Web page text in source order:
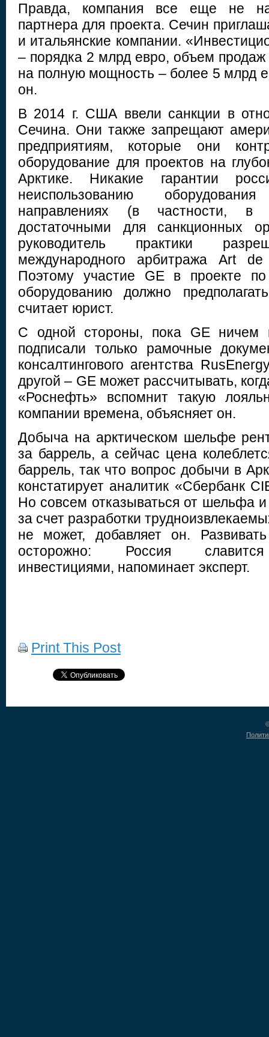
Правда, компания все еще не
партнера для проекта. Сечин
и итальянские компании.
– порядка 2 млрд евро, объем
на полную мощность – более 5 млрд
он.
В 2014 г. США ввели санкции в
Сечина. Они также запрещают
предприятиям, которые они
оборудование для проектов на
Арктике. Никакие гарантии
неиспользованию
направлениях (в частности, в
достаточными для санкционных
руководитель практики
международного арбитража Art
Поэтому участие GE в проекте
оборудованию должно
считает юрист.
С одной стороны, пока GE ничем
подписали только рамочные
консалтингового агентства
другой – GE может рассчитывать,
«Роснефть» вспомнит такую
компании времена, объясняет он.
Добыча на арктическом шельфе
за баррель, а сейчас цена
баррель, так что вопрос добычи в
констатирует аналитик «Сбербанк
Но совсем отказываться от шельфа
за счет разработки
не может, добавляет он.
осторожно: Россия
инвестициями, напоминает эксперт.
Print This Post